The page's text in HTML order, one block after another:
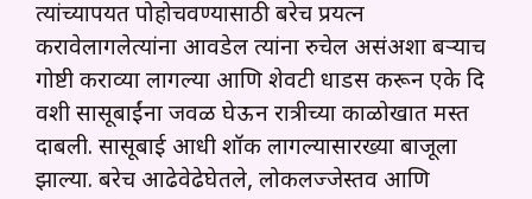
त्यांच्यापर्यंत पोहोचवण्यासाठी बरेच प्रयत्न
करावेलागलेत्यांना आवडेल त्यांना रुचेल असंअशा बऱ्याच
गोष्टी कराव्या लागल्या आणि शेवटी धाडस करून एके दि
वशी सासूबाईंना जवळ घेऊन रात्रीच्या काळोखात मस्त
दाबली. सासूबाई आधी शॉक लागल्यासारख्या बाजूला
झाल्या. बरेच आढेवेढेघेतले, लोकलज्जेस्तव आणि